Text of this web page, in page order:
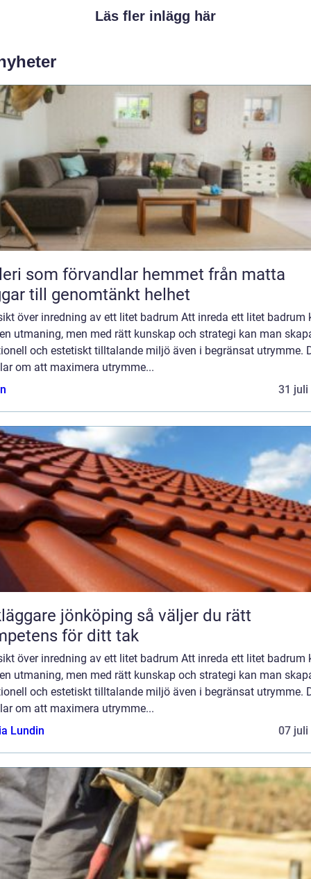
Läs fler inlägg här
som förvandlar hemmet från matta
till genomtänkt helhet
över inredning av ett litet badrum Att inreda ett litet badrum
utmaning, men med rätt kunskap och strategi kan man
och estetiskt tilltalande miljö även i begränsat utrymme.
om att maximera utrymme...
31 juli
jönköping så väljer du rätt
för ditt tak
över inredning av ett litet badrum Att inreda ett litet badrum
utmaning, men med rätt kunskap och strategi kan man
och estetiskt tilltalande miljö även i begränsat utrymme.
om att maximera utrymme...
Lundin
07 juli